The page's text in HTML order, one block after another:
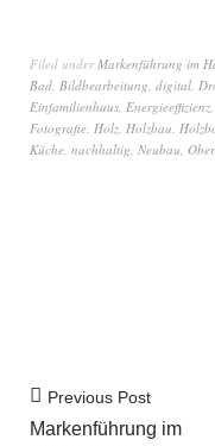
Filed underMarkenführung im
Bad, Bildbearbeitung, digital,
Einfamilienhaus, Energieeffizienz,
Fotografie, Holz, Holzbau,
Küche, nachhaltig, Neubau,
Previous Post
Markenführung im